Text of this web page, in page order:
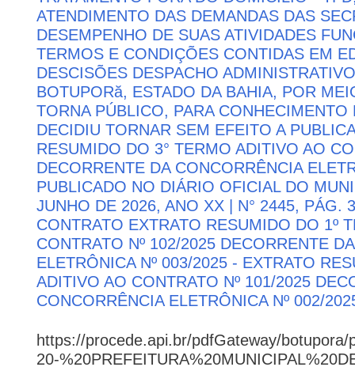
ATENDIMENTO DAS DEMANDAS DAS
DESEMPENHO DE SUAS ATIVIDADES
TERMOS E CONDIÇÕES CONTIDAS EM
DESCISÕES DESPACHO
BOTUPORă, ESTADO DA BAHIA, POR
TORNA PÚBLICO, PARA
DECIDIU TORNAR SEM EFEITO A
RESUMIDO DO 3° TERMO ADITIVO AO
DECORRENTE DA CONCORRÊNCIA
PUBLICADO NO DIÁRIO OFICIAL DO
JUNHO DE 2026, ANO XX | N° 2445, PÁG.
CONTRATO EXTRATO RESUMIDO DO 1º
CONTRATO Nº 102/2025 DECORRENTE
ELETRÔNICA Nº 003/2025 - EXTRATO
ADITIVO AO CONTRATO Nº 101/2025
CONCORRÊNCIA ELETRÔNICA Nº 002/
https://procede.api.br/pdfGateway/
20-